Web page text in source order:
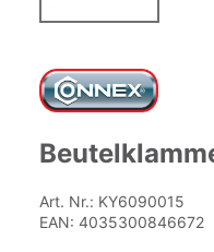
der
Bildgalerie
springen
Art. Nr.: KY6090015
EAN: 4035300846672